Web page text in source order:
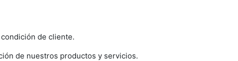
de cliente.
de nuestros productos y servicios.